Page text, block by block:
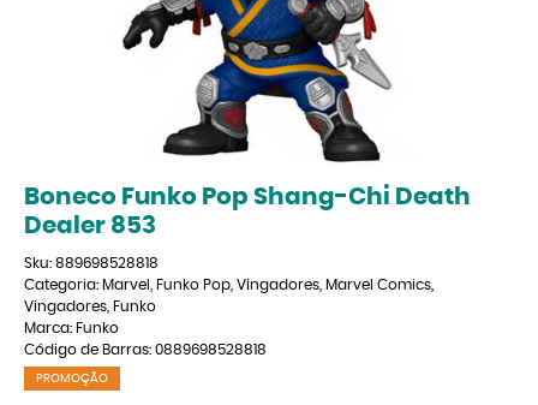
Boneco Funko Pop Shang-Chi Death
Dealer 853
Sku: 889698528818
Categoria: Marvel Funko Pop Vingadores Marvel Comics
Vingadores Funko
Marca: Funko
Código de Barras: 0889698528818
PROMOÇÃO